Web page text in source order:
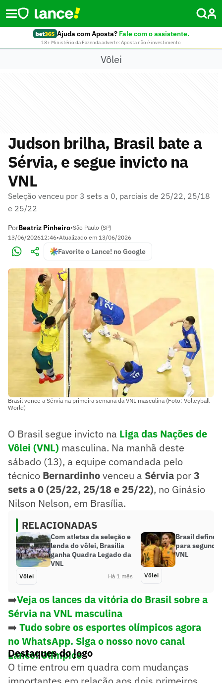
Ajuda com Aposta? Fale com o assistente.
18+ Ministério da Fazenda adverte: Aposta não é investimento
Vôlei
Judson brilha, Brasil bate a
Sérvia, e segue invicto na
VNL
Seleção venceu por 3 sets a 0, parciais de 25/22, 25/18
e 25/22
PorBeatriz Pinheiro•São Paulo (SP)
13/06/202612:46•Atualizado em 13/06/2026
Favorite o Lance! no Google
Brasil vence a Sérvia na primeira semana da VNL masculina (Foto: Volleyball
World)
O Brasil segue invicto na Liga das Nações de
Vôlei (VNL) masculina. Na manhã deste
sábado (13), a equipe comandada pelo
técnico Bernardinhovenceu a Sérvia por3
sets a 0 (25/22, 25/18 e 25/22), no Ginásio
Nilson Nelson, em Brasília.
RELACIONADAS
Com atletas da seleção e
lenda do vôlei, Brasília
ganha Quadra Legado da
VNL
Vôlei Há 1 mês
Brasil define
para segunda
VNL
Vôlei
➡️Veja os lances da vitória do Brasil sobre a
Sérvia na VNL masculina
➡️ Tudo sobre os esportes olímpicos agora
no WhatsApp. Siga o nosso novo canal
Lance! Olímpico
Destaques do jogo
O time entrou em quadra com mudanças